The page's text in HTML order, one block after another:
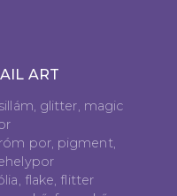
ART
glitter, magic
por, pigment,
flake, flitter